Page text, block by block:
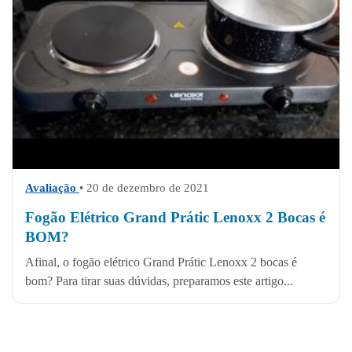
Avaliação • 20 de dezembro de 2021
Fogão Elétrico Grand Prátic Lenoxx 2 Bocas é
BOM?
Afinal, o fogão elétrico Grand Prátic Lenoxx 2 bocas é
bom? Para tirar suas dúvidas, preparamos este artigo...